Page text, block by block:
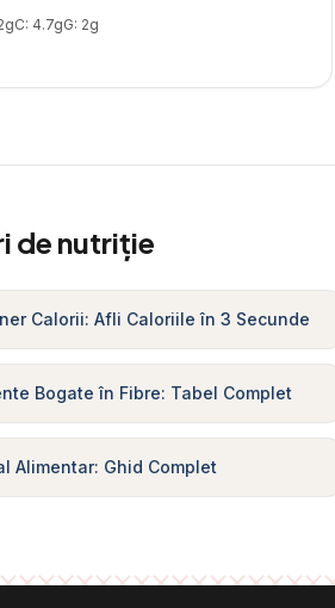
gC: 4.7gG: 2g
de nutriție
Calorii: Afli Caloriile în 3 Secunde
Bogate în Fibre: Tabel Complet
Alimentar: Ghid Complet